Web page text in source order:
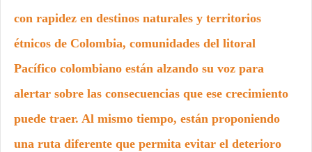
con rapidez en destinos naturales y territorios
étnicos de Colombia, comunidades del litoral
Pacífico colombiano están alzando su voz para
alertar sobre las consecuencias que ese crecimiento
puede traer. Al mismo tiempo, están proponiendo
una ruta diferente que permita evitar el deterioro